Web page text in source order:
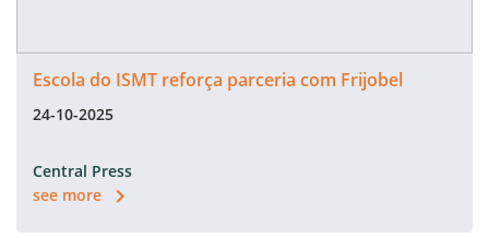
Escola do ISMT reforça parceria com Frijobel
24-10-2025
Central Press
see more